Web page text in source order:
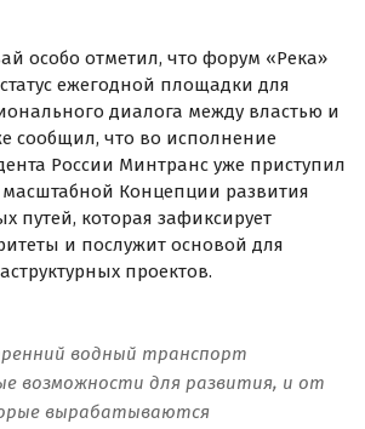
особо отметил, что форум «Река»
ежегодной площадки для
диалога между властью и
сообщил, что во исполнение
России Минтранс уже приступил
Концепции развития
путей, которая зафиксирует
и послужит основой для
проектов.
водный транспорт
возможности для развития, и от
вырабатываются